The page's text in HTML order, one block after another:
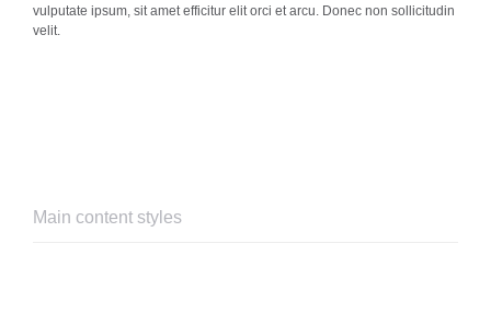
vulputate ipsum, sit amet efficitur elit orci et arcu. Donec non sollicitudin
velit.
Main content styles